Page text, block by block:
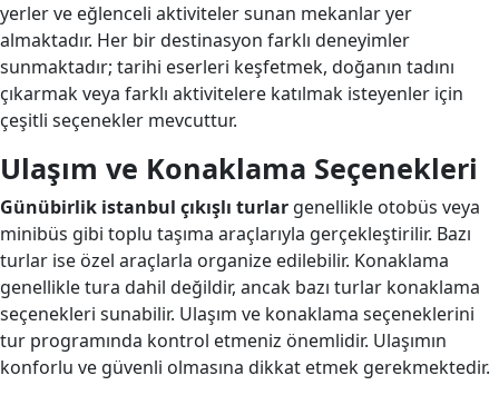
yerler ve eğlenceli aktiviteler sunan mekanlar yer
almaktadır. Her bir destinasyon farklı deneyimler
sunmaktadır; tarihi eserleri keşfetmek, doğanın tadını
çıkarmak veya farklı aktivitelere katılmak isteyenler için
çeşitli seçenekler mevcuttur.
Ulaşım ve Konaklama Seçenekleri
Günübirlik istanbul çıkışlı turlar genellikle otobüs veya
minibüs gibi toplu taşıma araçlarıyla gerçekleştirilir. Bazı
turlar ise özel araçlarla organize edilebilir. Konaklama
genellikle tura dahil değildir, ancak bazı turlar konaklama
seçenekleri sunabilir. Ulaşım ve konaklama seçeneklerini
tur programında kontrol etmeniz önemlidir. Ulaşımın
konforlu ve güvenli olmasına dikkat etmek gerekmektedir.